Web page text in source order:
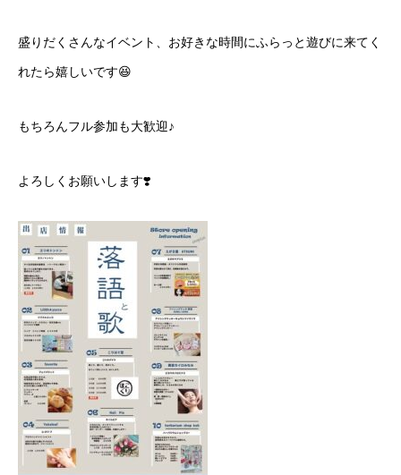
盛りだくさんなイベント、お好きな時間にふらっと遊びに来てく
れたら嬉しいです😆
もちろんフル参加も大歓迎♪
よろしくお願いします❣️